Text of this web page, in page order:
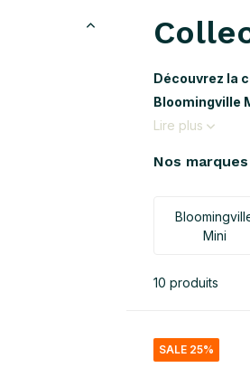
Découvrez la
Bloomingville
Lire plus
Nos marques
Mini
10 produits
SALE 25%